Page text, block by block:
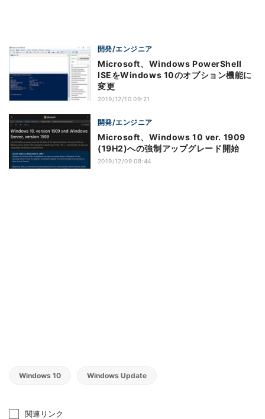
開発/エンジニア
Microsoft、Windows PowerShell
ISEをWindows 10のオプション機能に
変更
2019/12/10 09:21
開発/エンジニア
Microsoft、Windows 10 ver. 1909
(19H2)への強制アップグレード開始
2019/12/09 08:44
Windows 10 Windows Update
関連リンク